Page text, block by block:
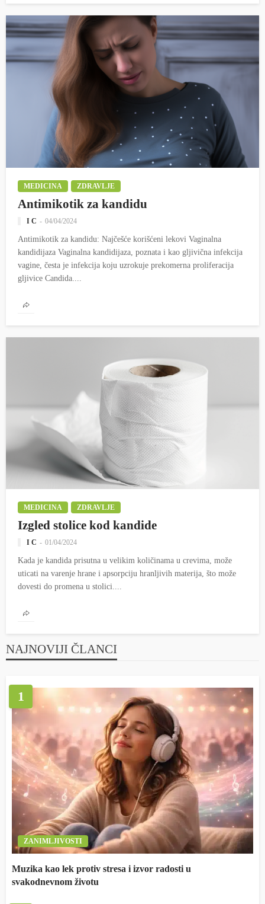
MEDICINA ZDRAVLJE
Antimikotik za kandidu
I C 04/04/2024
Antimikotik za kandidu: Najčešće korišćeni lekovi Vaginalna
kandidijaza Vaginalna kandidijaza, poznata i kao gljivična infekcija
vagine, česta je infekcija koju uzrokuje prekomerna proliferacija
gljivice Candida....
MEDICINA ZDRAVLJE
Izgled stolice kod kandide
I C 01/04/2024
Kada je kandida prisutna u velikim količinama u crevima, može
uticati na varenje hrane i apsorpciju hranljivih materija, što može
dovesti do promena u stolici....
NAJNOVIJI ČLANCI
1
ZANIMLJIVOSTI
Muzika kao lek protiv stresa i izvor radosti u
svakodnevnom životu